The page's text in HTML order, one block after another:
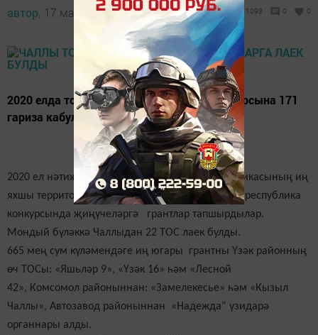
автор, 17 март 2021 - 17:05 1093 0 0
2020 елда торак иҗтимагый үзидарә конкурсына 171
гариза кабул ителгән булган
2020 ел нәтиҗәләре буенча «Татарстан Республикасының иң
яхшы территориаль иҗтимагый үзидарә »(ТОС) республика
конкурсында җиңүчеләргә грантлар тапшырдылар.
Мондый бүләккә Чаллыдан 22 ТОС лаек булды.
665 мең сум күләмендәге иң югары грантны Үзәк районның
өч ТОСы: «Яшьләр 9», «Үзәк 16» һәм «Лесной
42», Комсомол районыннан: «Замелекесье» һәм «Кызыл
Чаллы», Автозавод районыннан «Надежда” үзидарә
органнары алды.